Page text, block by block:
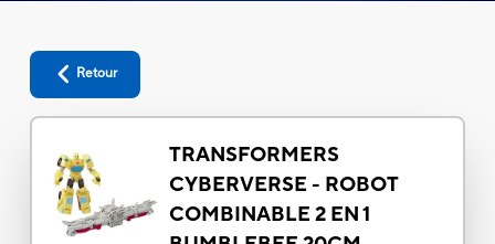
Retour
TRANSFORMERS
CYBERVERSE - ROBOT
COMBINABLE 2 EN 1